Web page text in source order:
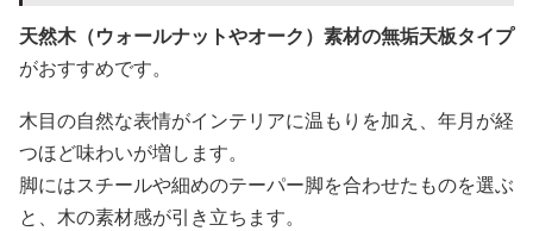
天然木（ウォールナットやオーク）素材の無垢天板タイプ
がおすすめです。
木目の自然な表情がインテリアに温もりを加え、年月が経
つほど味わいが増します。
脚にはスチールや細めのテーパー脚を合わせたものを選ぶ
と、木の素材感が引き立ちます。